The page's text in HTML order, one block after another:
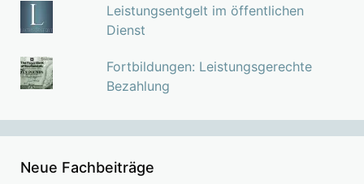
Leistungsentgelt im öffentlichen
Dienst
Fortbildungen: Leistungsgerechte
Bezahlung
Neue Fachbeiträge